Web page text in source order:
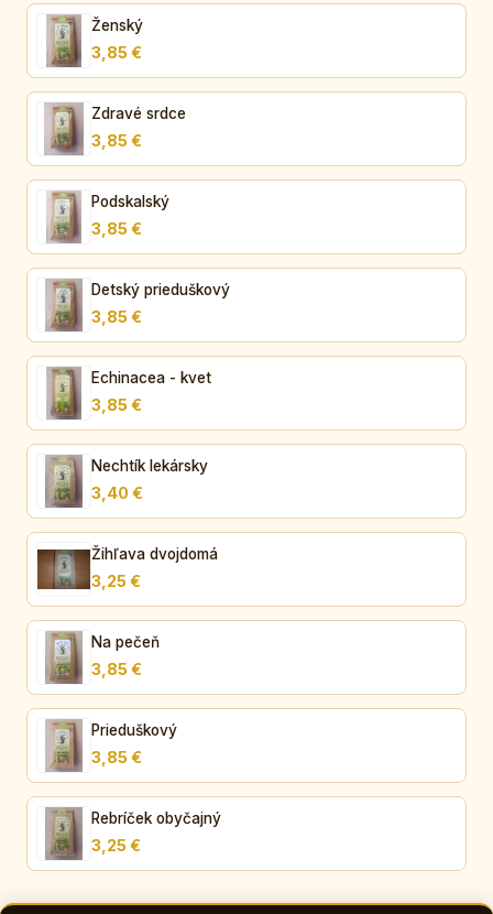
Ženský
3,85 €
Zdravé srdce
3,85 €
Podskalský
3,85 €
Detský prieduškový
3,85 €
Echinacea - kvet
3,85 €
Nechtík lekársky
3,40 €
Žihľava dvojdomá
3,25 €
Na pečeň
3,85 €
Prieduškový
3,85 €
Rebríček obyčajný
3,25 €